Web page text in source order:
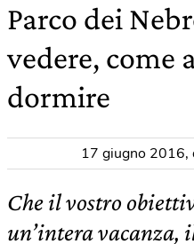
Parco dei
vedere, come
dormire
17 giugno 2016,
Che il vostro
un’intera vacanza,